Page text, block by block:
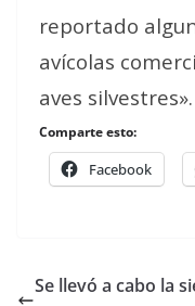
reportado
avícolas
aves silvestres».
Comparte esto:
Facebook
Se llevó a cabo la